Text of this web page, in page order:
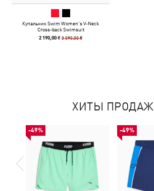
Купальник Swim Women’s V-Neck
Cross-back Swimsuit
2 190,00 ₴3 090,00 ₴
ХИТЫ ПРОДАЖ
-49% -49%